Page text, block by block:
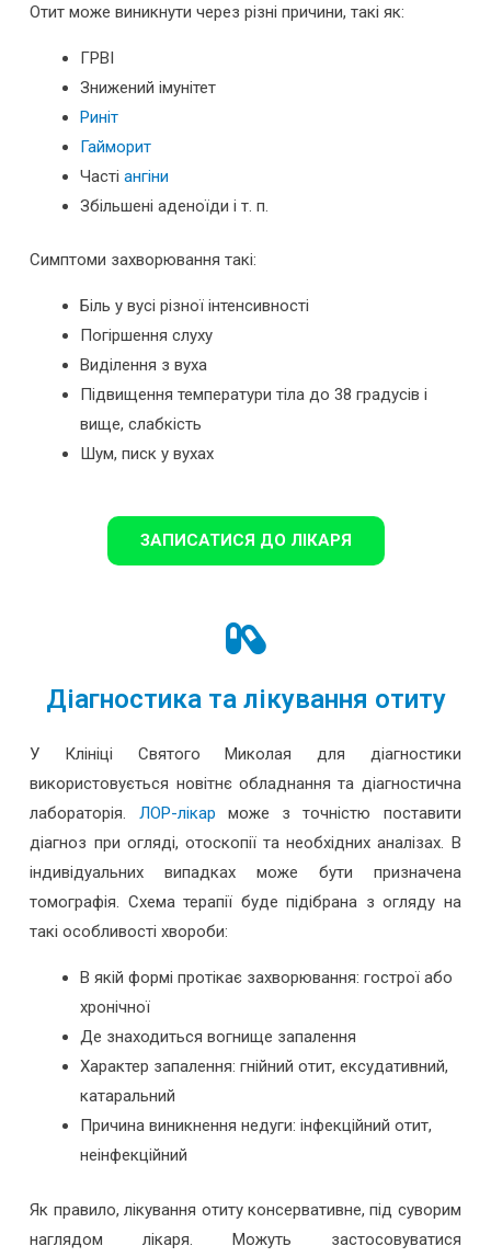
Отит може виникнути через різні причини, такі як:
ГРВІ
Знижений імунітет
Риніт
Гайморит
Часті ангіни
Збільшені аденоїди і т. п.
Симптоми захворювання такі:
Біль у вусі різної інтенсивності
Погіршення слуху
Виділення з вуха
Підвищення температури тіла до 38 градусів і
вище, слабкість
Шум, писк у вухах
ЗАПИСАТИСЯ ДО ЛІКАРЯ
Діагностика та лікування отиту
У Клініці Святого Миколая для діагностики
використовується новітнє обладнання та діагностична
лабораторія. ЛОР-лікар може з точністю поставити
діагноз при огляді, отоскопії та необхідних аналізах. В
індивідуальних випадках може бути призначена
томографія. Схема терапії буде підібрана з огляду на
такі особливості хвороби:
В якій формі протікає захворювання: гострої або
хронічної
Де знаходиться вогнище запалення
Характер запалення: гнійний отит, ексудативний,
катаральний
Причина виникнення недуги: інфекційний отит,
неінфекційний
Як правило, лікування отиту консервативне, під суворим
наглядом лікаря. Можуть застосовуватися